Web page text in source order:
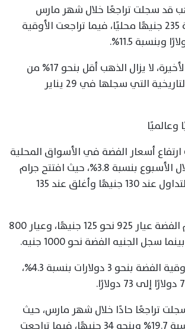
قد سجلت تراجعًا خلال شهر مارس
بنسبة 3% وبقيمة 235 جنيهًا محليًا، فيما تراجعت الأوقية
ورغم الارتفاعات الأخيرة، لا يزال الذهب أقل بنحو 17% من
أعلى مستوياته التاريخية التي سجلها في 29 يناير
وعالميًا
ارتفاع أسعار الفضة في الأسواق المحلية
بنحو 5 جنيهات خلال الأسبوع بنسبة 3.8%، حيث افتتح جرام
الفضة عيار 999 التداول عند 130 جنيهًا وأغلق عند 135
كما بلغ سعر جرام الفضة عيار 925 نحو 125 جنيهًا، وعيار 800
وعالميًا، ارتفعت أوقية الفضة بنحو 3 دولارات بنسبة 4.3%،
تراجعًا حادًا خلال شهر مارس، حيث